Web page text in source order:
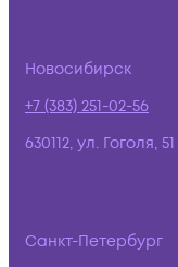
Новосибирск
+7 (383) 251-02-56
630112, ул. Гоголя, 51
Санкт-Петербург